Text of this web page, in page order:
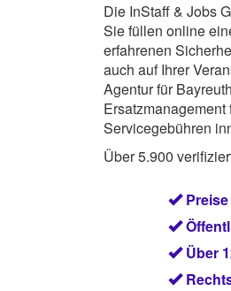
Die InStaff & Jobs
Sie füllen online
erfahrenen
auch auf Ihrer
Agentur für
Servicegebühren
Über 5.900
Über